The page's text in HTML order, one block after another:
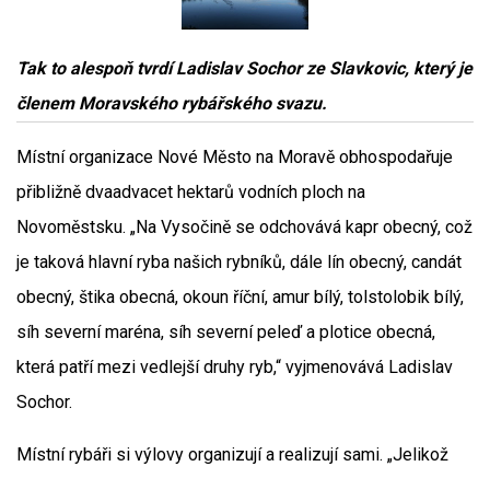
Tak to alespoň tvrdí Ladislav Sochor ze Slavkovic, který je
členem Moravského rybářského svazu.
Místní organizace Nové Město na Moravě obhospodařuje
přibližně dvaadvacet hektarů vodních ploch na
Novoměstsku. „Na Vysočině se odchovává kapr obecný, což
je taková hlavní ryba našich rybníků, dále lín obecný, candát
obecný, štika obecná, okoun říční, amur bílý, tolstolobik bílý,
síh severní maréna, síh severní peleď a plotice obecná,
která patří mezi vedlejší druhy ryb,“ vyjmenovává Ladislav
Sochor.
Místní rybáři si výlovy organizují a realizují sami. „Jelikož